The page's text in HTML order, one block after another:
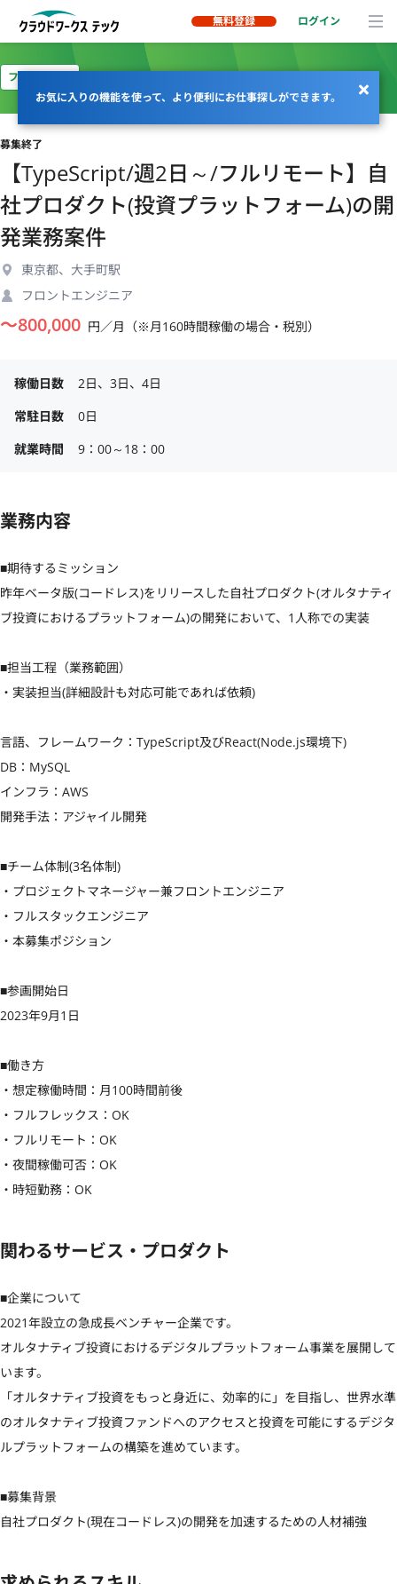
無料登録 ログイン
お気に入りの機能を使って、より便利にお仕事探しができます。
フルリモート
募集終了
【TypeScript/週2日～/フルリモート】自
社プロダクト(投資プラットフォーム)の開
発業務案件
東京都、大手町駅
フロントエンジニア
〜800,000 円／月（※月160時間稼働の場合・税別）
稼働日数
2日、3日、4日
常駐日数
0日
就業時間
9：00～18：00
業務内容
■期待するミッション
昨年ベータ版(コードレス)をリリースした自社プロダクト(オルタナティ
ブ投資におけるプラットフォーム)の開発において、1人称での実装
■担当工程（業務範囲）
・実装担当(詳細設計も対応可能であれば依頼)
言語、フレームワーク：TypeScript及びReact(Node.js環境下)
DB：MySQL
インフラ：AWS
開発手法：アジャイル開発
■チーム体制(3名体制)
・プロジェクトマネージャー兼フロントエンジニア
・フルスタックエンジニア
・本募集ポジション
■参画開始日
2023年9月1日
■働き方
・想定稼働時間：月100時間前後
・フルフレックス：OK
・フルリモート：OK
・夜間稼働可否：OK
・時短勤務：OK
関わるサービス・プロダクト
■企業について
2021年設立の急成長ベンチャー企業です。
オルタナティブ投資におけるデジタルプラットフォーム事業を展開して
います。
「オルタナティブ投資をもっと身近に、効率的に」を目指し、世界水準
のオルタナティブ投資ファンドへのアクセスと投資を可能にするデジタ
ルプラットフォームの構築を進めています。
■募集背景
自社プロダクト(現在コードレス)の開発を加速するための人材補強